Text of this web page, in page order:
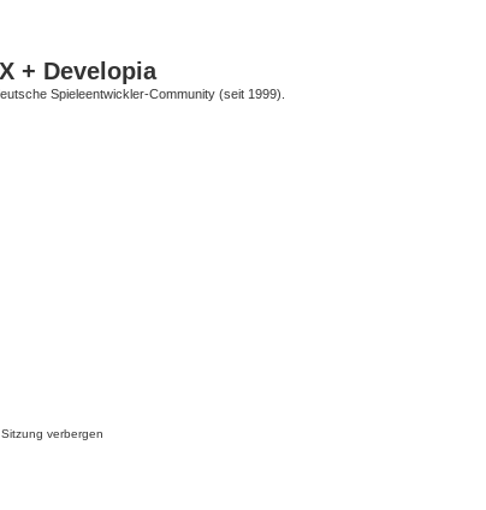
+ Developia
Spieleentwickler-Community (seit 1999).
verbergen